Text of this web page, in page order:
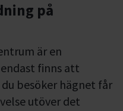
på
är en
finns att
besöker hägnet får
utöver det